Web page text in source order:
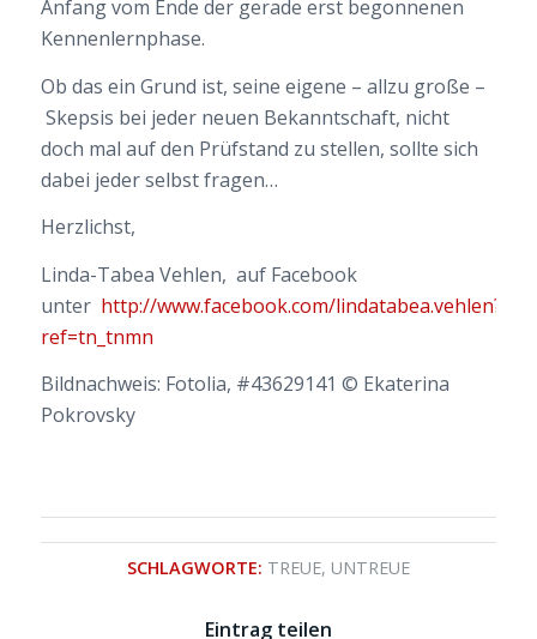
Anfang vom Ende der gerade erst begonnenen
Kennenlernphase.
Ob das ein Grund ist, seine eigene – allzu große –
Skepsis bei jeder neuen Bekanntschaft, nicht
doch mal auf den Prüfstand zu stellen, sollte sich
dabei jeder selbst fragen…
Herzlichst,
Linda-Tabea Vehlen, auf Facebook
unter http://www.facebook.com/lindatabea.vehlen?
ref=tn_tnmn
Bildnachweis: Fotolia, #43629141 © Ekaterina
Pokrovsky
SCHLAGWORTE: TREUE, UNTREUE
Eintrag teilen